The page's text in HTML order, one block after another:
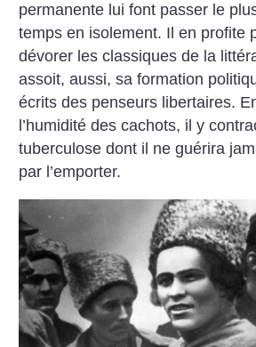
permanente lui font passer le
temps en isolement. Il en profite
dévorer les classiques de la
assoit, aussi, sa formation
écrits des penseurs libertaires.
l’humidité des cachots, il y
tuberculose dont il ne guérira
par l’emporter.